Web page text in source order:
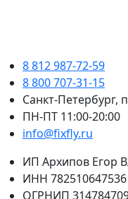
8 812 987-72-59
8 800 707-31-15
Санкт-Петербург,
ПН-ПТ 11:00-20:00
info@fixfly.ru
ИП Архипов Егор
ИНН 782510647536
ОГРНИП